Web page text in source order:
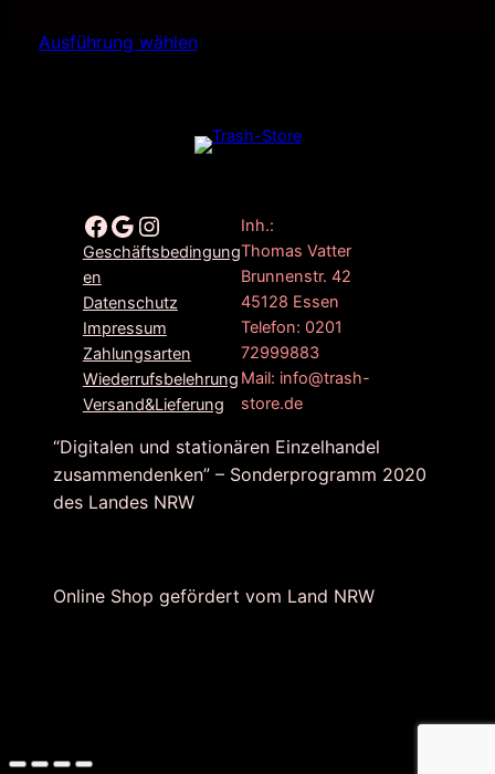
Ausführung wählen
Facebook Google Instagram
Geschäftsbedingung
en
Datenschutz
Impressum
Zahlungsarten
Wiederrufsbelehrung
Versand&Lieferung
Inh.:
Thomas Vatter
Brunnenstr. 42
45128 Essen
Telefon: 0201
72999883
Mail: info@trash-
store.de
“Digitalen und stationären Einzelhandel
zusammendenken” – Sonderprogramm 2020
des Landes NRW
Online Shop gefördert vom Land NRW